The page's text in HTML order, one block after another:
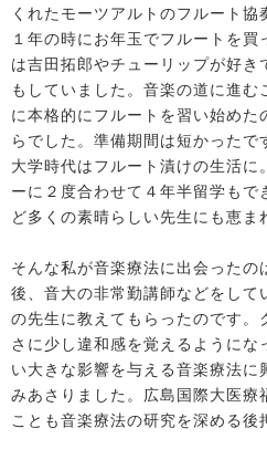
くれたモーツアルトのフルート
１年の時にお年玉でフルートを
は吉田拓郎やチューリップが好き
もしていました。音楽の道に進む
に本格的にフルートを習い始めた
らでした。準備期間は短かったで
大学時代はフルート漬けの生活に
ーに２度合わせて４年半留学もで
ど多くの素晴らしい先生にも恵ま
そんな私が音楽療法に出会ったの
後、音大の非常勤講師などをして
の先生に教えてもらったのです。
さに少し違和感を覚えるようにな
い大きな影響を与える音楽療法に
みあさりました。広島国際大医療
ことも音楽療法の研究を深める後